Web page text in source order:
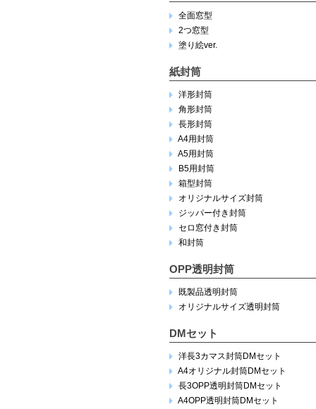
全面窓型
2つ窓型
塗り絵ver.
紙封筒
洋形封筒
角形封筒
長形封筒
A4用封筒
A5用封筒
B5用封筒
箱型封筒
オリジナルサイズ封筒
ジッパー付き封筒
セロ窓付き封筒
和封筒
OPP透明封筒
既製品透明封筒
オリジナルサイズ透明封筒
DMセット
洋長3カマス封筒DMセット
A4オリジナル封筒DMセット
長3OPP透明封筒DMセット
A4OPP透明封筒DMセット